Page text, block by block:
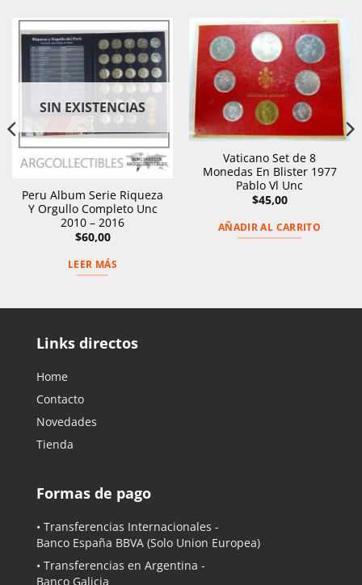
SIN EXISTENCIAS
Peru Album Serie Riqueza
Y Orgullo Completo Unc
2010 – 2016
$60,00
LEER MÁS
Vaticano Set de 8
Monedas En Blister 1977
Pablo Vl Unc
$45,00
AÑADIR AL CARRITO
Links directos
Home
Contacto
Novedades
Tienda
Formas de pago
• Transferencias Internacionales -
Banco España BBVA (Solo Union Europea)
• Transferencias en Argentina -
Banco Galicia